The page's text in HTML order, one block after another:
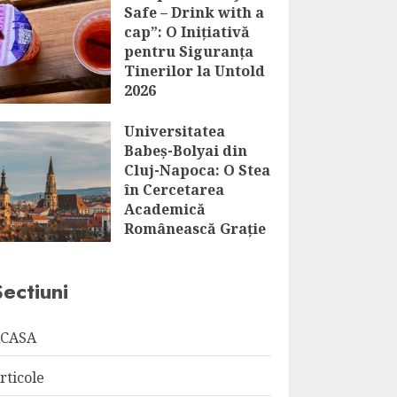
Safe – Drink with a
cap”: O Inițiativă
pentru Siguranța
Tinerilor la Untold
2026
Universitatea
Babeș-Bolyai din
Cluj-Napoca: O Stea
în Cercetarea
Academică
Românească Grație